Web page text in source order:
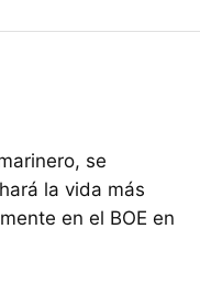
se
la vida más
en el BOE en